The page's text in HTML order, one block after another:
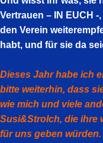
Vertrauen – IN EUCH
den Verein
habt, und für sie da
Dieses Jahr habe ich
bitte weiterhin, dass
wie mich und viele
Susi&Strolch, die ihre
für uns geben